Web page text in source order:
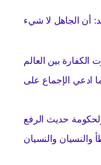
أن الجاهل لا شيء
بين العالم
ادعي الإجماع على
حديث الرفع
والنسيان والنسيان